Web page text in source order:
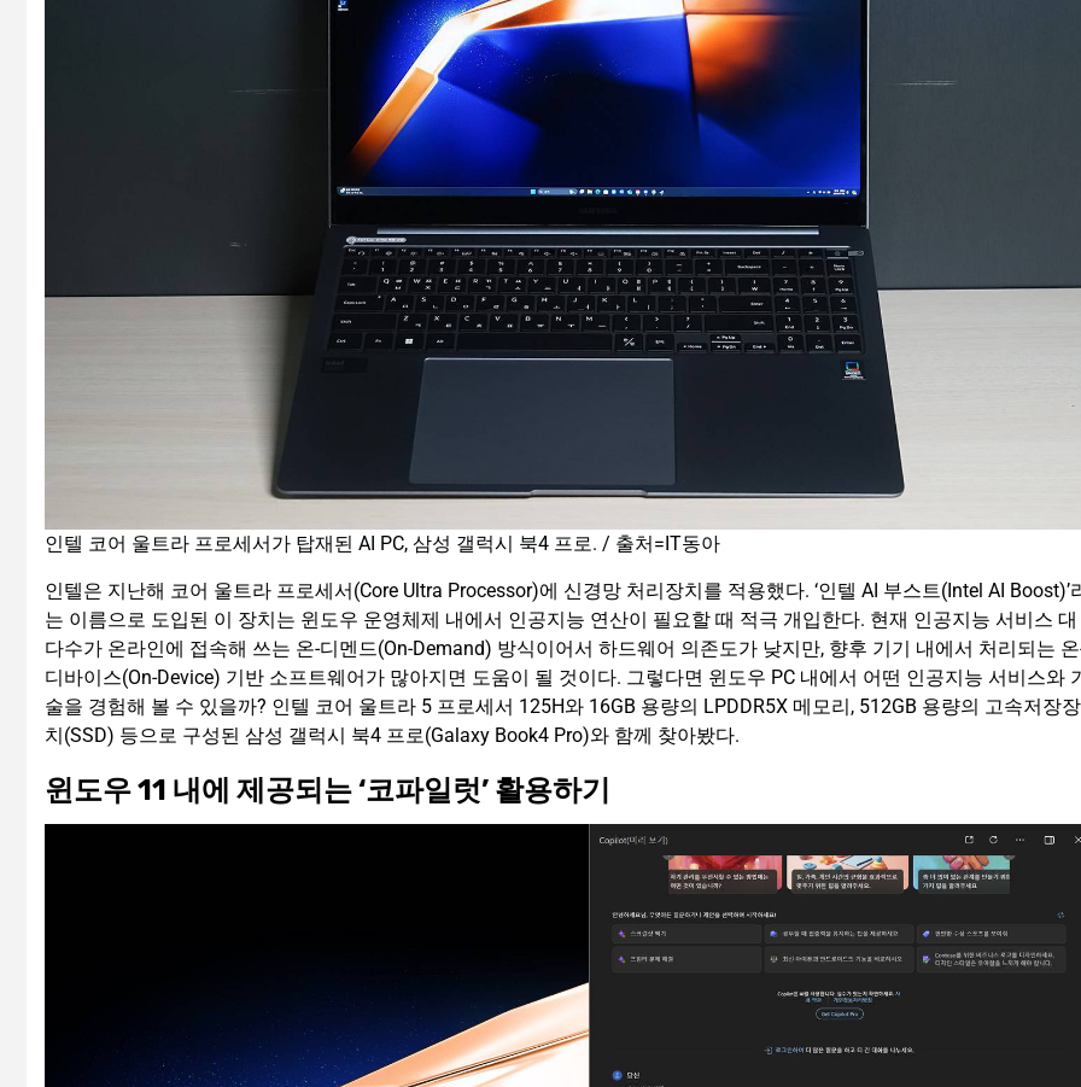
인텔 코어 울트라 프로세서가 탑재된 AI PC, 삼성 갤럭시 북4 프로. / 출처=IT동아
인텔은 지난해 코어 울트라 프로세서(Core Ultra Processor)에 신경망 처리장치를 적용했다. ‘인텔 AI 부스트(Intel AI Boost)’
는 이름으로 도입된 이 장치는 윈도우 운영체제 내에서 인공지능 연산이 필요할 때 적극 개입한다. 현재 인공지능 서비스 대
다수가 온라인에 접속해 쓰는 온-디멘드(On-Demand) 방식이어서 하드웨어 의존도가 낮지만, 향후 기기 내에서 처리되는
디바이스(On-Device) 기반 소프트웨어가 많아지면 도움이 될 것이다. 그렇다면 윈도우 PC 내에서 어떤 인공지능 서비스와
술을 경험해 볼 수 있을까? 인텔 코어 울트라 5 프로세서 125H와 16GB 용량의 LPDDR5X 메모리, 512GB 용량의 고속저장장
치(SSD) 등으로 구성된 삼성 갤럭시 북4 프로(Galaxy Book4 Pro)와 함께 찾아봤다.
윈도우 11 내에 제공되는 ‘코파일럿’ 활용하기